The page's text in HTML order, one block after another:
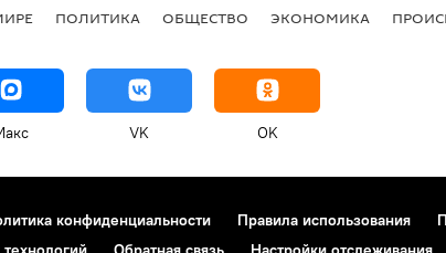
ПОЛИТИКА ОБЩЕСТВО ЭКОНОМИКА
VK OK
конфиденциальности Правила использования